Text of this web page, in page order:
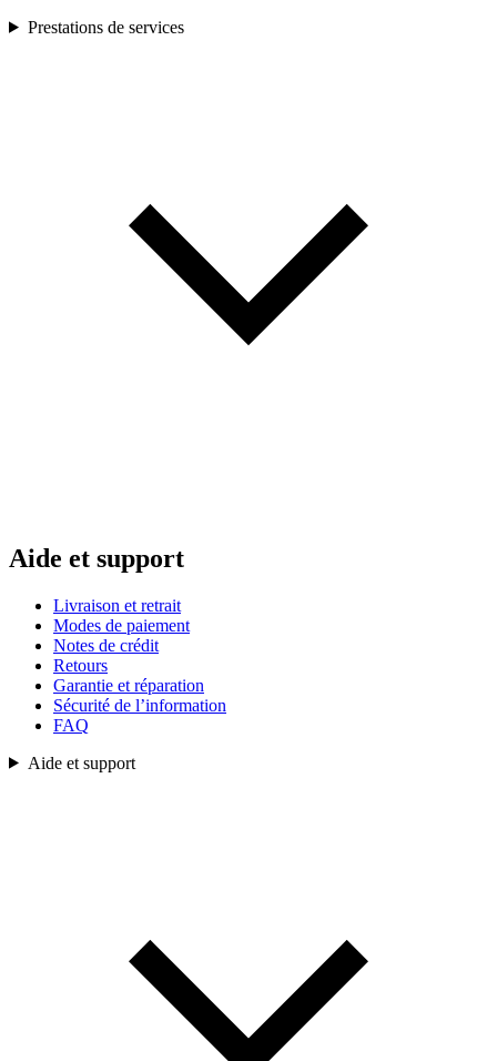
Prestations de services
Aide et support
Livraison et retrait
Modes de paiement
Notes de crédit
Retours
Garantie et réparation
Sécurité de l’information
FAQ
Aide et support